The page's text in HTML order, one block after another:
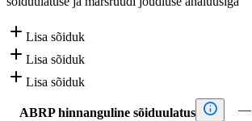
 Lisa sõiduk
 Lisa sõiduk
 Lisa sõiduk
ABRP hinnanguline sõiduulatus  —